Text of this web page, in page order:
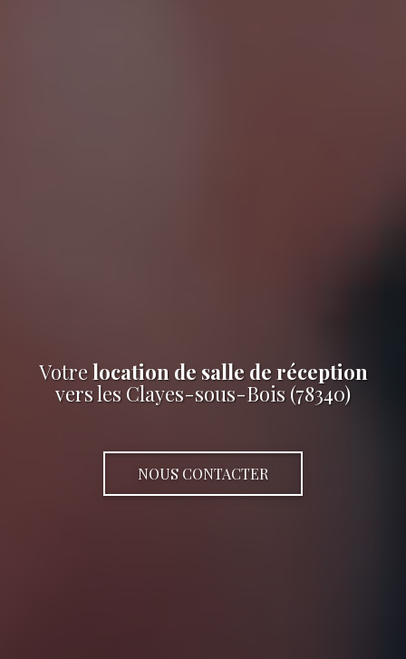
Votrelocation de salle de réception
vers les Clayes-sous-Bois (78340)
NOUS CONTACTER